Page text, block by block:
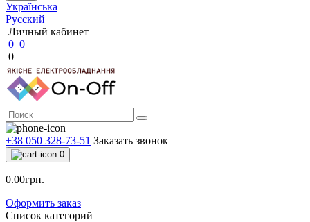
Українська
Русский
Личный кабинет
0 0
0
+38 050 328-73-51 Заказать звонок
0
0.00грн.
Оформить заказ
Список категорий